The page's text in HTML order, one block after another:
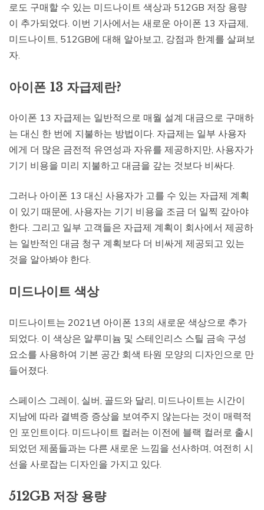
로도 구매할 수 있는 미드나이트 색상과 512GB 저장 용량
이 추가되었다. 이번 기사에서는 새로운 아이폰 13 자급제,
미드나이트, 512GB에 대해 알아보고, 강점과 한계를 살펴보
자.
아이폰 13 자급제란?
아이폰 13 자급제는 일반적으로 매월 설계 대금으로 구매하
는 대신 한 번에 지불하는 방법이다. 자급제는 일부 사용자
에게 더 많은 금전적 유연성과 자유를 제공하지만, 사용자가
기기 비용을 미리 지불하고 대금을 갚는 것보다 비싸다.
그러나 아이폰 13 대신 사용자가 고를 수 있는 자급제 계획
이 있기 때문에, 사용자는 기기 비용을 조금 더 일찍 갚아야
한다. 그리고 일부 고객들은 자급제 계획이 회사에서 제공하
는 일반적인 대금 청구 계획보다 더 비싸게 제공되고 있는
것을 알아봐야 한다.
미드나이트 색상
미드나이트는 2021년 아이폰 13의 새로운 색상으로 추가
되었다. 이 색상은 알루미늄 및 스테인리스 스틸 금속 구성
요소를 사용하여 기본 공간 회색 타원 모양의 디자인으로 만
들어졌다.
스페이스 그레이, 실버, 골드와 달리, 미드나이트는 시간이
지남에 따라 결벽증 증상을 보여주지 않는다는 것이 매력적
인 포인트이다. 미드나이트 컬러는 이전에 블랙 컬러로 출시
되었던 제품들과는 다른 새로운 느낌을 선사하며, 여전히 시
선을 사로잡는 디자인을 가지고 있다.
512GB 저장 용량